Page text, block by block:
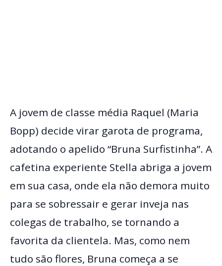
A jovem de classe média Raquel (Maria
Bopp) decide virar garota de programa,
adotando o apelido “Bruna Surfistinha”. A
cafetina experiente Stella abriga a jovem
em sua casa, onde ela não demora muito
para se sobressair e gerar inveja nas
colegas de trabalho, se tornando a
favorita da clientela. Mas, como nem
tudo são flores, Bruna começa a se